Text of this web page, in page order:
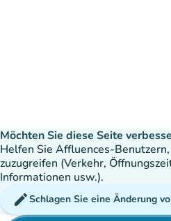
Möchten Sie diese Seite
Helfen Sie Affluences-
zuzugreifen (Verkehr,
Informationen usw.).
editSchlagen Sie eine Änderung